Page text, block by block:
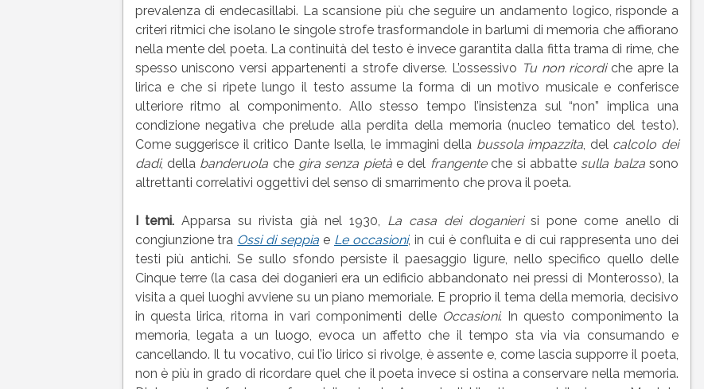
prevalenza di endecasillabi. La scansione più che seguire un andamento logico, risponde a
criteri ritmici che isolano le singole strofe trasformandole in barlumi di memoria che affiorano
nella mente del poeta. La continuità del testo è invece garantita dalla fitta trama di rime, che
spesso uniscono versi appartenenti a strofe diverse. L’ossessivo Tu non ricordiche apre la
lirica e che si ripete lungo il testo assume la forma di un motivo musicale e conferisce
ulteriore ritmo al componimento. Allo stesso tempo l’insistenza sul “non” implica una
condizione negativa che prelude alla perdita della memoria (nucleo tematico del testo).
Come suggerisce il critico Dante Isella, le immagini della bussola impazzita , del calcolo dei
dadi, della banderuola che gira senza pietàe del frangenteche si abbatte sulla balzasono
altrettanti correlativi oggettivi del senso di smarrimento che prova il poeta.
I temi. Apparsa su rivista già nel 1930, La casa dei doganierisi pone come anello di
congiunzione tra Ossi di seppia e Le occasioni, in cui è confluita e di cui rappresenta uno dei
testi più antichi. Se sullo sfondo persiste il paesaggio ligure, nello specifico quello delle
Cinque terre (la casa dei doganieri era un edificio abbandonato nei pressi di Monterosso), la
visita a quei luoghi avviene su un piano memoriale. E proprio il tema della memoria, decisivo
in questa lirica, ritorna in vari componimenti delle Occasioni. In questo componimento la
memoria, legata a un luogo, evoca un affetto che il tempo sta via via consumando e
cancellando. Il tu vocativo, cui l’io lirico si rivolge, è assente e, come lascia supporre il poeta,
non è più in grado di ricordare quel che il poeta invece si ostina a conservare nella memoria.